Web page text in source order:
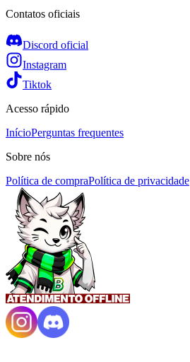
Contatos oficiais
Discord oficial
Instagram
Tiktok
Acesso rápido
InícioPerguntas frequentes
Sobre nós
Política de compraPolítica de privacidade